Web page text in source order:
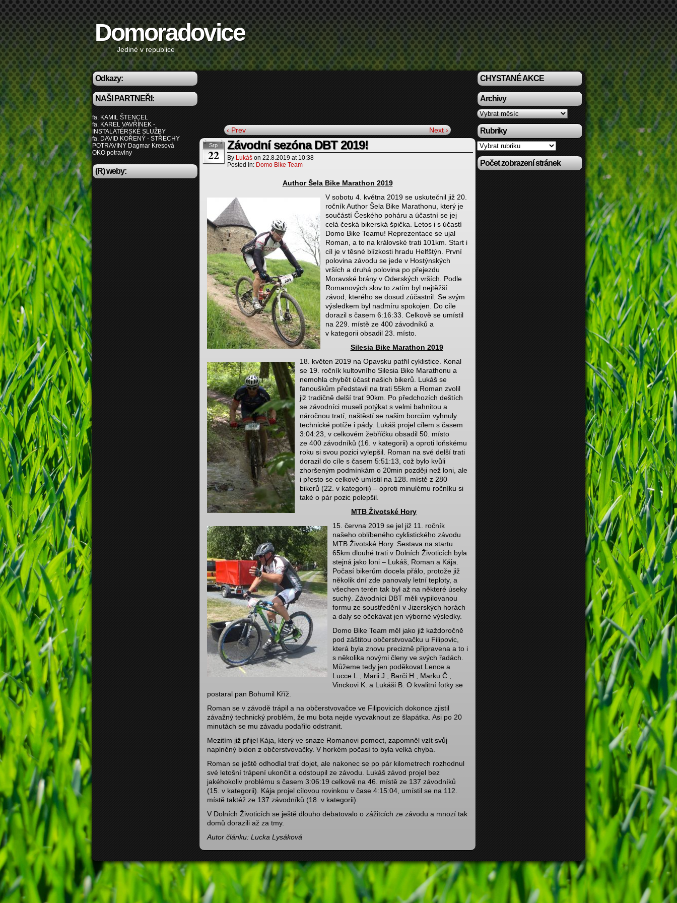
Domoradovice
Jediné v republice
Odkazy:
NAŠI PARTNEŘI:
fa. KAMIL ŠTENCEL
fa. KAREL VAVŘÍNEK -
INSTALATÉRSKÉ SLUŽBY
fa. DAVID KOŘENÝ - STŘECHY
POTRAVINY Dagmar Kresová
OKO potraviny
(R) weby:
‹ Prev Next ›
Srp
22
Závodní sezóna DBT 2019!
By Lukáš on 22.8.2019 at 10:38
Posted In: Domo Bike Team
Author Šela Bike Marathon 2019
V sobotu 4. května 2019 se uskutečnil již 20.
ročník Author Šela Bike Marathonu, který je
součástí Českého poháru a účastní se jej
celá česká bikerská špička. Letos i s účastí
Domo Bike Teamu! Reprezentace se ujal
Roman, a to na královské trati 101km. Start i
cíl je v těsné blízkosti hradu Helfštýn. První
polovina závodu se jede v Hostýnských
vrších a druhá polovina po přejezdu
Moravské brány v Oderských vrších. Podle
Romanových slov to zatím byl nejtěžší
závod, kterého se dosud zúčastnil. Se svým
výsledkem byl nadmíru spokojen. Do cíle
dorazil s časem 6:16:33. Celkově se umístil
na 229. místě ze 400 závodníků a
v kategorii obsadil 23. místo.
Silesia Bike Marathon 2019
18. květen 2019 na Opavsku patřil cyklistice. Konal
se 19. ročník kultovního Silesia Bike Marathonu a
nemohla chybět účast našich bikerů. Lukáš se
fanouškům představil na trati 55km a Roman zvolil
již tradičně delší trať 90km. Po předchozích deštích
se závodníci museli potýkat s velmi bahnitou a
náročnou tratí, naštěstí se našim borcům vyhnuly
technické potíže i pády. Lukáš projel cílem s časem
3:04:23, v celkovém žebříčku obsadil 50. místo
ze 400 závodníků (16. v kategorii) a oproti loňskému
roku si svou pozici vylepšil. Roman na své delší trati
dorazil do cíle s časem 5:51:13, což bylo kvůli
zhoršeným podmínkám o 20min později než loni, ale
i přesto se celkově umístil na 128. místě z 280
bikerů (22. v kategorii) – oproti minulému ročníku si
také o pár pozic polepšil.
MTB Životské Hory
15. června 2019 se jel již 11. ročník
našeho oblíbeného cyklistického závodu
MTB Životské Hory. Sestava na startu
65km dlouhé trati v Dolních Životicích byla
stejná jako loni – Lukáš, Roman a Kája.
Počasí bikerům docela přálo, protože již
několik dní zde panovaly letní teploty, a
všechen terén tak byl až na některé úseky
suchý. Závodníci DBT měli vypilovanou
formu ze soustředění v Jizerských horách
a daly se očekávat jen výborné výsledky.
Domo Bike Team měl jako již každoročně
pod záštitou občerstvovačku u Filipovic,
která byla znovu precizně připravena a to i
s několika novými členy ve svých řadách.
Můžeme tedy jen poděkovat Lence a
Lucce L., Marii J., Barči H., Marku Č.,
Vinckovi K. a Lukáši B. O kvalitní fotky se
postaral pan Bohumil Kříž.
Roman se v závodě trápil a na občerstvovačce ve Filipovicích dokonce zjistil
závažný technický problém, že mu bota nejde vycvaknout ze šlapátka. Asi po 20
minutách se mu závadu podařilo odstranit.
Mezitím již přijel Kája, který ve snaze Romanovi pomoct, zapomněl vzít svůj
naplněný bidon z občerstvovačky. V horkém počasí to byla velká chyba.
Roman se ještě odhodlal trať dojet, ale nakonec se po pár kilometrech rozhodnul
své letošní trápení ukončit a odstoupil ze závodu. Lukáš závod projel bez
jakéhokoliv problému s časem 3:06:19 celkově na 46. místě ze 137 závodníků
(15. v kategorii). Kája projel cílovou rovinkou v čase 4:15:04, umístil se na 112.
místě taktéž ze 137 závodníků (18. v kategorii).
V Dolních Životicích se ještě dlouho debatovalo o zážitcích ze závodu a mnozí tak
domů dorazili až za tmy.
Autor článku: Lucka Lysáková
CHYSTANÉ AKCE
Archivy
Archivy
Rubriky
Rubriky
Počet zobrazení stránek